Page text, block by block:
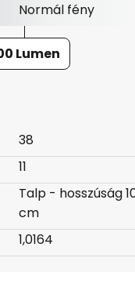
Normál fény
Lumen
38
11
Talp - hosszúság
cm
1,0164